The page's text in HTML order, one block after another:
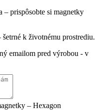
– prispôsobte si magnetky
k životnému prostrediu.
emailom pred výrobou - v
– Hexagon